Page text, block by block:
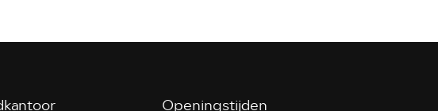
Openingstijden